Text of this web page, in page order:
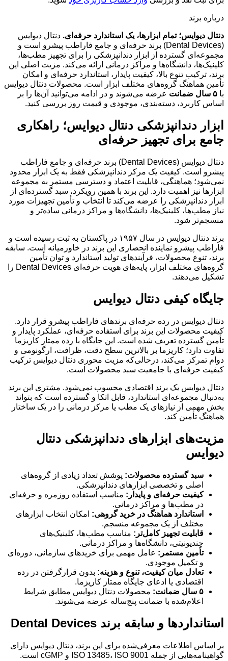
درباره برند
دنتال دیوایس؛ تمام ابزارها، یک استاندارد حرفه‌ای. دنتال دیوایس
(Dental Devices) برند حرفه‌ای و جامع فاراطب پیشرو است و
مجموعه‌ای گسترده از ابزار دندانپزشکی را برای تجهیز مطب‌ها،
کلینیک‌ها، دانشگاه‌ها و مراکز درمانی ارائه می‌کند. مزیت اصلی این
برند، ترکیب تنوع بالا، کیفیت پایدار، استاندارد حرفه‌ای و امکان
تأمین هماهنگ گروه‌های مختلف ابزار است. محصولات دنتال دیوایس
با ۵ سال ضمانت
عرضه می‌شوند و در ادامه می‌توانید آن‌ها را بر
اساس کاربرد، دسته‌بندی، موجودی و قیمت روز بررسی کنید.
ابزار دندانپزشکی دنتال دیوایس؛ راهکاری
جامع برای تجهیز حرفه‌ای
دنتال دیوایس (Dental Devices) برند حرفه‌ای و جامع فاراطب
پیشرو است. کیفیت یک مرکز دندانپزشکی فقط به یک ابزار محدود
نمی‌شود؛ هماهنگی، قابلیت اعتماد و دسترسی مستمر به مجموعه
ابزارها نیز اهمیت دارد. این برند با همین رویکرد، سبد گسترده‌ای از
ابزار دندانپزشکی را عرضه می‌کند تا انتخاب و تأمین تجهیزات مورد
نیاز مطب‌ها، کلینیک‌ها، دانشگاه‌ها و مراکز درمانی ساده‌تر و
منسجم‌تر شود.
برند دنتال دیوایس در سال ۱۹۵۷ در پاکستان به ثبت رسیده است و
فاراطب پیشرو نماینده انحصاری این برند در خاورمیانه است. سابقه
برند، تنوع محصولات، فرآیندهای تولید استاندارد و توان تأمین
گروه‌های مختلف ابزار، پایه‌های هویت حرفه‌ای Dental Devices را
تشکیل می‌دهند.
جایگاه کیفی دنتال دیوایس
دنتال دیوایس در رده حرفه‌ای برندهای فاراطب پیشرو قرار دارد.
کیفیت محصولات این برند برای استفاده حرفه‌ای، عملکرد پایدار و
تأمین گسترده تعریف شده است. این جایگاه با رده ممتاز کاریزما
تفاوت دارد؛ کاریزما بر بالاترین سطح دقت، ظرافت، ارگونومی و
دوام تمرکز می‌کند، درحالی‌که مزیت محوری دنتال دیوایس ترکیب
کیفیت حرفه‌ای با جامعیت سبد محصولات است.
دنتال دیوایس یک برند اقتصادی محسوب نمی‌شود. مشتری این برند
به‌دنبال مجموعه‌ای استاندارد، قابل اتکا و گسترده است که بتواند
بخش مهمی از نیازهای یک مطب یا مرکز درمانی را در یک ساختار
هماهنگ تأمین کند.
مزیت‌های ابزارهای دندانپزشکی دنتال
دیوایس
سبد گسترده محصولات: پوشش تعداد زیادی از گروه‌های
اصلی و تخصصی ابزارهای دندانپزشکی.
کیفیت حرفه‌ای و پایدار: مناسب استفاده روزمره و حرفه‌ای
در مطب‌ها و مراکز درمانی.
استاندارد هماهنگ در خرید گروهی: امکان انتخاب ابزارهای
مختلف از یک مجموعه منسجم.
قابلیت تجهیز کامل‌تر: مناسب مطب‌ها، کلینیک‌های
چندیونیتی، دانشگاه‌ها و مراکز درمانی.
تأمین مستمر: عامل مهمی برای خریدهای سازمانی، دوره‌ای
و تکمیل موجودی.
تعادل میان کیفیت، تنوع و هزینه: بدون قرارگرفتن در رده
اقتصادی یا ادعای جایگاه ممتاز کاریزما.
۵ سال ضمانت:
محصولات دنتال دیوایس مطابق شرایط
اعلام‌شده با ضمانت پنج‌ساله عرضه می‌شوند.
استانداردها و سابقه برند Dental Devices
بر اساس اطلاعات معرفی‌شده برای این برند، دنتال دیوایس دارای
گواهینامه‌هایی از جمله ISO 13485، ISO 9001 و cGMP است.